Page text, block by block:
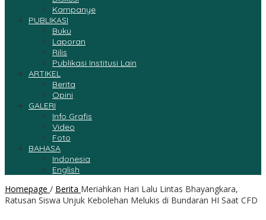
Kampanye
PUBLIKASI
Buku
Laporan
Rilis
Publikasi Institusi Lain
ARTIKEL
Berita
Opini
GALERI
Info Grafis
Video
Foto
BAHASA
Indonesia
English
Homepage / Berita Meriahkan Hari Lalu Lintas Bhayangkara,
Ratusan Siswa Unjuk Kebolehan Melukis di Bundaran HI Saat CFD